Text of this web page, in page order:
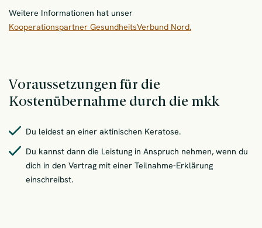
Weitere Informationen hat unser
Kooperationspartner GesundheitsVerbund Nord.
Voraussetzungen für die
Kostenübernahme durch die mkk
Du leidest an einer aktinischen Keratose.
Du kannst dann die Leistung in Anspruch nehmen, wenn du
dich in den Vertrag mit einer Teilnahme-Erklärung
einschreibst.